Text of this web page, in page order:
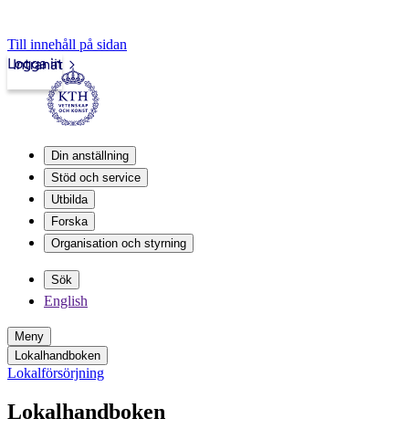
Till innehåll på sidan
Intranät
Logga in
Din anställning
Stöd och service
Utbilda
Forska
Organisation och styrning
Sök
English
Meny
Lokalhandboken
Lokalförsörjning
Lokalhandboken